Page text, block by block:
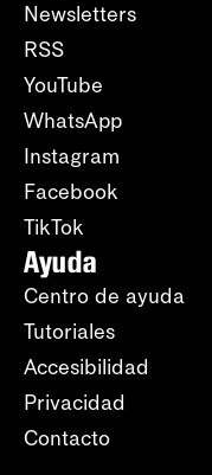
Newsletters
RSS
YouTube
WhatsApp
Instagram
Facebook
TikTok
Ayuda
Centro de ayuda
Tutoriales
Accesibilidad
Privacidad
Contacto